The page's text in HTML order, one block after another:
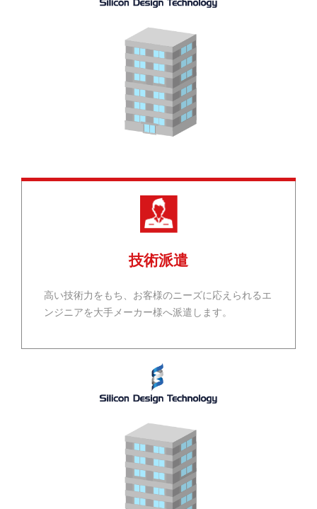
技術派遣
高い技術力をもち、お客様のニーズに応えられるエ
ンジニアを大手メーカー様へ派遣します。